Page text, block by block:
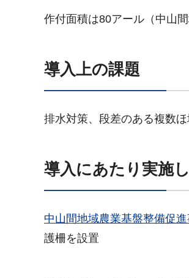
作付面積は80アール（中山
導入上の課題
排水対策、段差のある複数
導入にあたり実施
中山間地域農業基盤整備促
護柵を設置